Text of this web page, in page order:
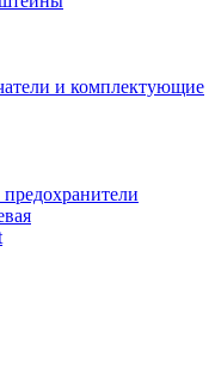
и комплектующие